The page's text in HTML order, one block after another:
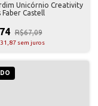
Unicórnio Creativity
Castell
R$67,09
sem juros